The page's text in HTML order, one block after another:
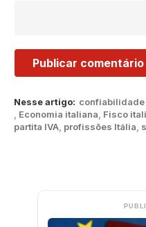
Nesse artigo:
Economia italiana Fisco
partita IVA profissões Itália